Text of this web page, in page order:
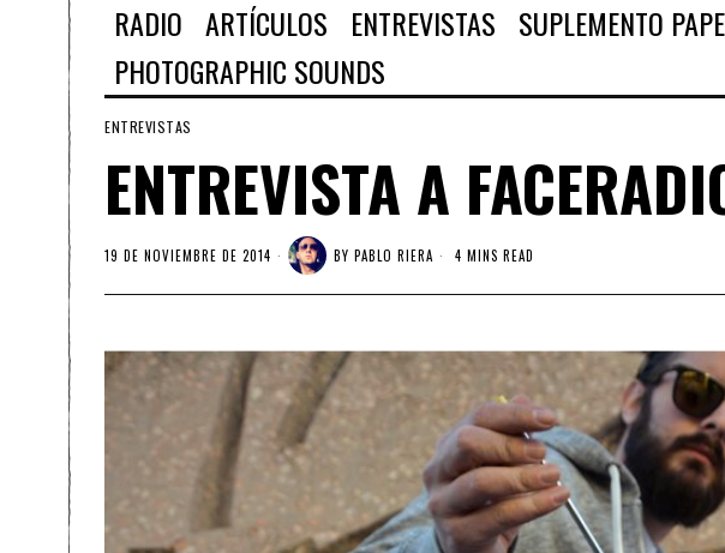
RADIO ARTÍCULOS ENTREVISTAS SUPLEMENTO
PHOTOGRAPHIC SOUNDS
ENTREVISTAS
ENTREVISTA A
19 DE NOVIEMBRE DE 2014 BY PABLO RIERA 4 MINS READ